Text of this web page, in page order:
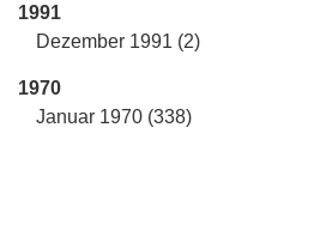
1991
Dezember 1991 (2)
1970
Januar 1970 (338)